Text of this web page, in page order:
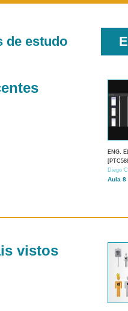
de estudo
ENG.
Diego
Aula 8
vistos